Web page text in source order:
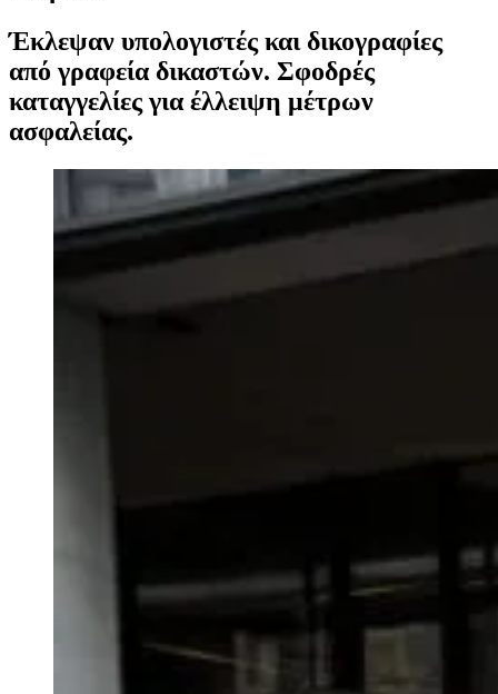
Έκλεψαν υπολογιστές και δικογραφίες
από γραφεία δικαστών. Σφοδρές
καταγγελίες για έλλειψη μέτρων
ασφαλείας.